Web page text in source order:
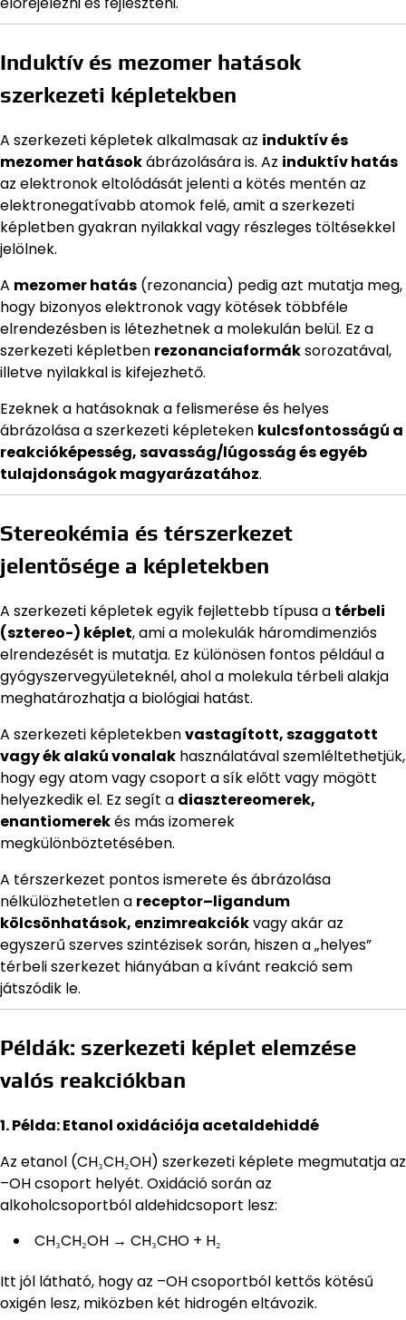
Induktív és mezomer hatások
szerkezeti képletekben
A szerkezeti képletek alkalmasak az induktív és
mezomer hatásokábrázolására is. Az induktív hatás
az elektronok eltolódását jelenti a kötés mentén az
elektronegatívabb atomok felé, amit a szerkezeti
képletben gyakran nyilakkal vagy részleges töltésekkel
jelölnek.
A mezomer hatás (rezonancia) pedig azt mutatja meg,
hogy bizonyos elektronok vagy kötések többféle
elrendezésben is létezhetnek a molekulán belül. Ez a
szerkezeti képletben rezonanciaformáksorozatával,
illetve nyilakkal is kifejezhető.
Ezeknek a hatásoknak a felismerése és helyes
ábrázolása a szerkezeti képleteken kulcsfontosságú a
reakcióképesség, savasság/lúgosság és egyéb
tulajdonságok magyarázatához.
Stereokémia és térszerkezet
jelentősége a képletekben
A szerkezeti képletek egyik fejlettebb típusa a térbeli
(sztereo-) képlet, ami a molekulák háromdimenziós
elrendezését is mutatja. Ez különösen fontos például a
gyógyszervegyületeknél, ahol a molekula térbeli alakja
meghatározhatja a biológiai hatást.
A szerkezeti képletekbenvastagított, szaggatott
vagy ék alakú vonalak használatával szemléltethetjük,
hogy egy atom vagy csoport a sík előtt vagy mögött
helyezkedik el. Ez segít a diasztereomerek,
enantiomerekés más izomerek
megkülönböztetésében.
A térszerkezet pontos ismerete és ábrázolása
nélkülözhetetlen a receptor–ligandum
kölcsönhatások, enzimreakciókvagy akár az
egyszerű szerves szintézisek során, hiszen a „helyes”
térbeli szerkezet hiányában a kívánt reakció sem
játszódik le.
Példák: szerkezeti képlet elemzése
valós reakciókban
1. Példa: Etanol oxidációja acetaldehiddé
Az etanol (CH₃CH₂OH) szerkezeti képlete megmutatja az
–OH csoport helyét. Oxidáció során az
alkoholcsoportból aldehidcsoport lesz:
CH₃CH₂OH → CH₃CHO + H₂
Itt jól látható, hogy az –OH csoportból kettős kötésű
oxigén lesz, miközben két hidrogén eltávozik.